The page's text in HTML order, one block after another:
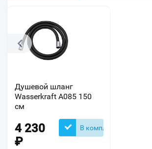
Душевой шланг
Wasserkraft A085 150
см
4 230
₽
В комплекте